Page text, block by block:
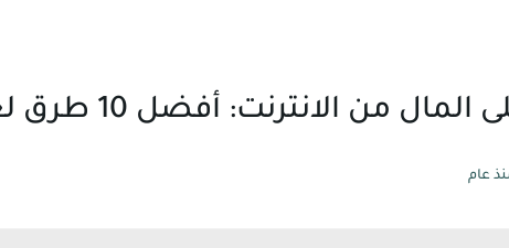
من الانترنت: أفضل 10 طرق لعام 2025
عام